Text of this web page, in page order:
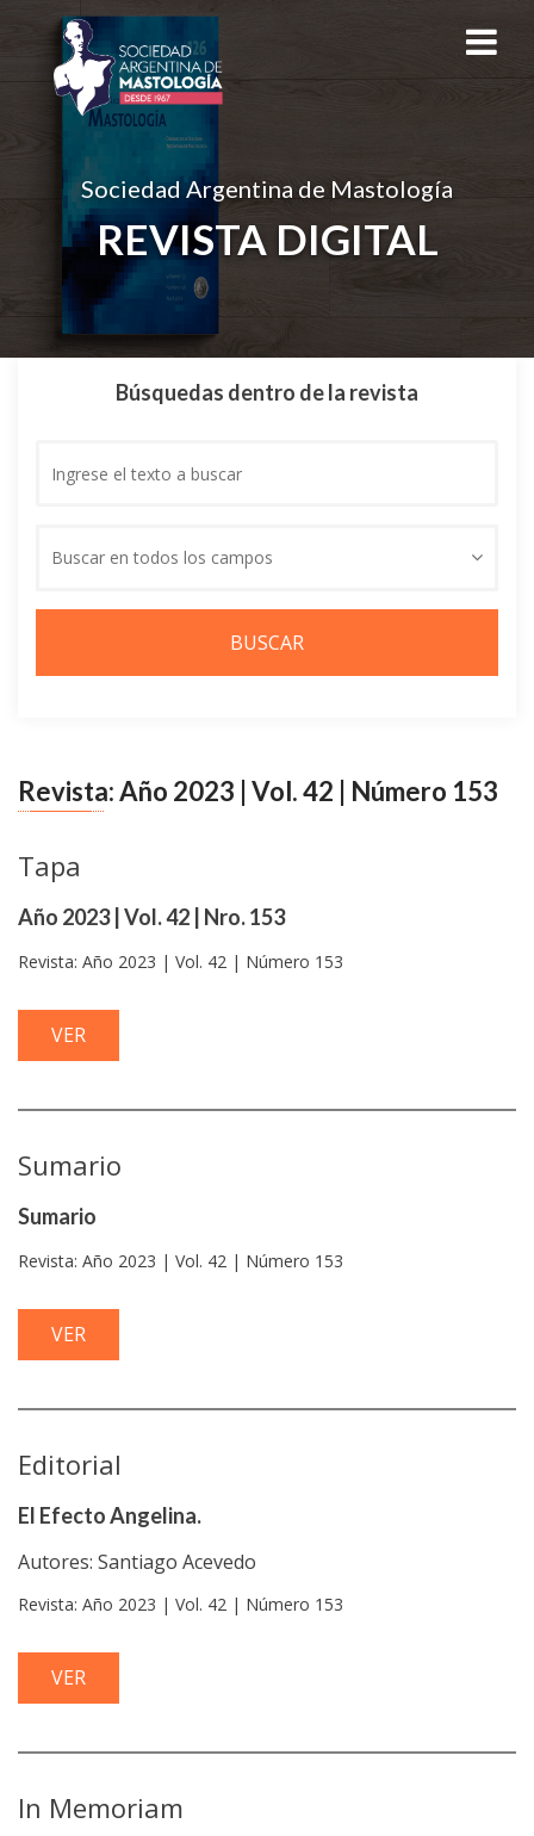
Sociedad Argentina de Mastología
REVISTA DIGITAL
Búsquedas dentro de la revista
Buscar en todos los campos
Revista: Año 2023 | Vol. 42 | Número 153
Tapa
Año 2023 | Vol. 42 | Nro. 153
Revista: Año 2023 | Vol. 42 | Número 153
VER
Sumario
Sumario
Revista: Año 2023 | Vol. 42 | Número 153
VER
Editorial
El Efecto Angelina.
Autores: Santiago Acevedo
Revista: Año 2023 | Vol. 42 | Número 153
VER
In Memoriam